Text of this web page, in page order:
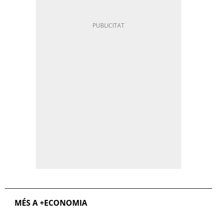
MÉS A +ECONOMIA